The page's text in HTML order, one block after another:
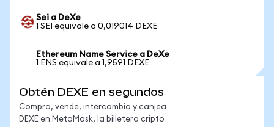
Sei a DeXe
1 SEI equivale a 0,019014 DEXE
Ethereum Name Service a DeXe
1 ENS equivale a 1,9591 DEXE
Obtén DEXE en segundos
Compra, vende, intercambia y canjea
DEXE en MetaMask, la billetera cripto